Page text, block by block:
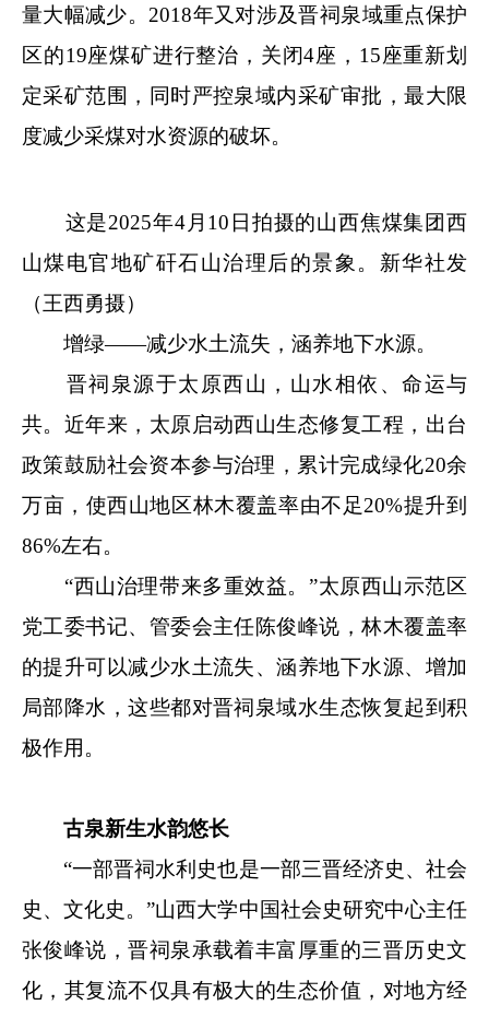
量大幅减少。2018年又对涉及晋祠泉域重点保护
区的19座煤矿进行整治，关闭4座，15座重新划
定采矿范围，同时严控泉域内采矿审批，最大限
度减少采煤对水资源的破坏。
这是2025年4月10日拍摄的山西焦煤集团西
山煤电官地矿矸石山治理后的景象。新华社发
（王西勇摄）
增绿——减少水土流失，涵养地下水源。
晋祠泉源于太原西山，山水相依、命运与
共。近年来，太原启动西山生态修复工程，出台
政策鼓励社会资本参与治理，累计完成绿化20余
万亩，使西山地区林木覆盖率由不足20%提升到
86%左右。
“西山治理带来多重效益。”太原西山示范区
党工委书记、管委会主任陈俊峰说，林木覆盖率
的提升可以减少水土流失、涵养地下水源、增加
局部降水，这些都对晋祠泉域水生态恢复起到积
极作用。
古泉新生水韵悠长
“一部晋祠水利史也是一部三晋经济史、社会
史、文化史。”山西大学中国社会史研究中心主任
张俊峰说，晋祠泉承载着丰富厚重的三晋历史文
化，其复流不仅具有极大的生态价值，对地方经